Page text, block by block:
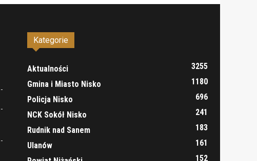
Kategorie
Aktualności
3255
Gmina i Miasto Nisko
1180
Policja Nisko
696
NCK Sokół Nisko
241
Rudnik nad Sanem
183
Ulanów
161
152